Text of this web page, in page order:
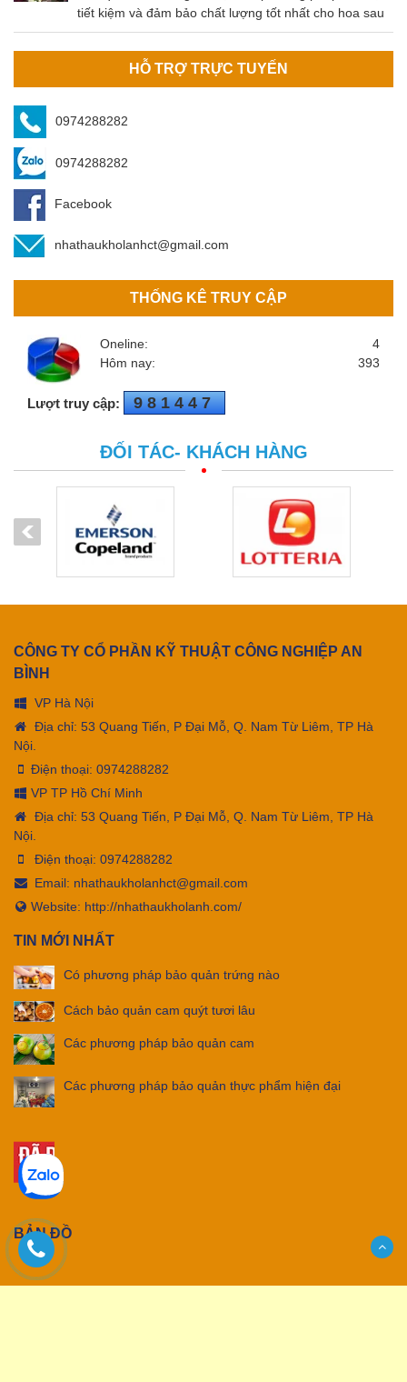
tố môi trường (mưa, nắng, độ ẩm,…
tiết kiệm và đảm bảo chất lượng tốt nhất cho hoa sau
khi thu hoạch. Kho bảo quản hoa do An Bình cung cấp
đảm bảo các tiêu chí của khách hàng.
HỖ TRỢ TRỰC TUYẾN
0974288282
0974288282
Facebook
nhathaukholanhct@gmail.com
THỐNG KÊ TRUY CẬP
Oneline:
4
Hôm nay:
393
Lượt truy cập: 981447
ĐỐI TÁC- KHÁCH HÀNG
CÔNG TY CỔ PHẦN KỸ THUẬT CÔNG NGHIỆP AN
BÌNH
VP Hà Nội
Địa chỉ: 53 Quang Tiến, P Đại Mỗ, Q. Nam Từ Liêm, TP Hà
Nội.
Điện thoại: 0974288282
VP TP Hồ Chí Minh
Địa chỉ: 53 Quang Tiến, P Đại Mỗ, Q. Nam Từ Liêm, TP Hà
Nội.
Điện thoại: 0974288282
Email: nhathaukholanhct@gmail.com
Website: http://nhathaukholanh.com/
TIN MỚI NHẤT
Có phương pháp bảo quản trứng nào
Cách bảo quản cam quýt tươi lâu
Các phương pháp bảo quản cam
Các phương pháp bảo quản thực phẩm hiện đại
BẢN ĐỒ